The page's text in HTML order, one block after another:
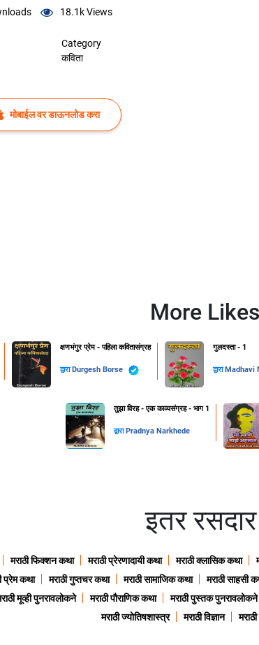
18.1kViews
Category
कविता
मोबाईल वर डाऊनलोड करा
More
क्षणभंगुर प्रेम - पहिला कवितासंग्रह
द्वारा Durgesh Borse
गुलदस्ता - 1
द्वारा Madhavi
तुझा विरह - एक काव्यसंग्रह - भाग 1
द्वारा Pradnya Narkhede
इतर रसदार
मराठी फिक्शन कथा मराठी प्रेरणादायी कथा मराठी क्लासिक कथा
प्रेम कथा मराठी गुप्तचर कथा मराठी सामाजिक कथा मराठी साहसी
मूव्ही पुनरावलोकने मराठी पौराणिक कथा मराठी पुस्तक पुनरावलोकने
मराठी ज्योतिषशास्त्र
मराठी विज्ञान